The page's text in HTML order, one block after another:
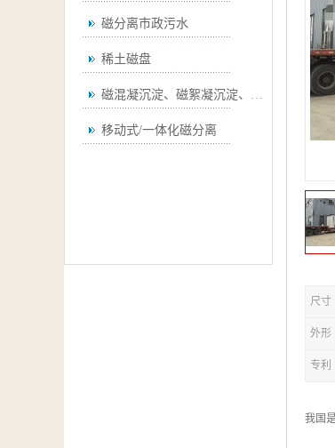
磁分离市政污水
稀土磁盘
磁混凝沉淀、磁絮凝沉淀、磁澄清
移动式/一体化磁分离
尺寸
外形
专利
我国